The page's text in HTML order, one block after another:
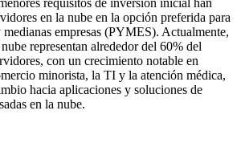
requisitos de inversión inicial han
en la nube en la opción preferida para
medianas empresas (PYMES). Actualmente,
representan alrededor del 60% del
con un crecimiento notable en
minorista, la TI y la atención médica,
hacia aplicaciones y soluciones de
en la nube.